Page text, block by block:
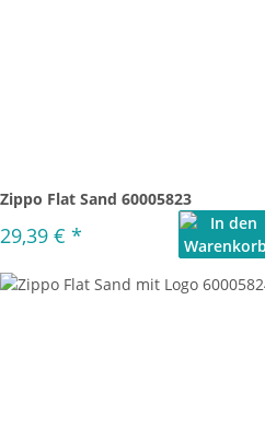
Zippo Flat Sand 60005823
29,39 € *